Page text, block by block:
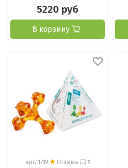
5220 руб
В корзину
арт. 1719 Отзывы 1